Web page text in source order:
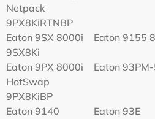
Netpack
9PX8KiRTNBP
Eaton 9SX 8000i
9SX8Ki
Eaton 9155
Eaton 9PX 8000i
HotSwap
9PX8KiBP
Eaton
Eaton 9140
Eaton 93E